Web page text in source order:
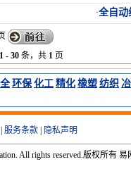
·全自动
1 - 30 条，共 1 页
环保 化工 精化 橡塑 纺织
服务条款 隐私声明
All rights reserved.版权所有 易